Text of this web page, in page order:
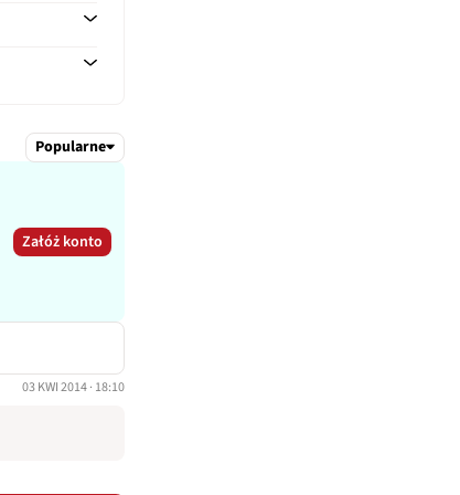
Popularne
Załóż konto
03 KWI 2014 · 18:10